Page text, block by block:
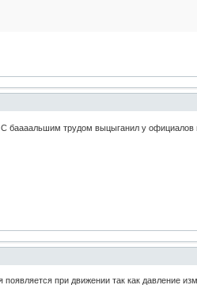
С баааальшим трудом выцыганил у
при движении так как